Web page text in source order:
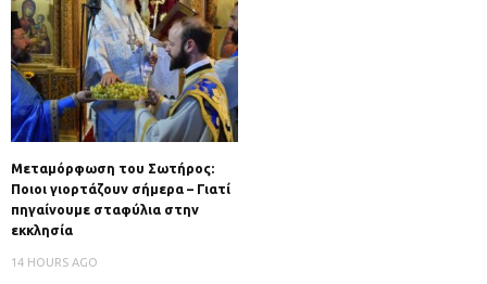
Μεταμόρφωση του Σωτήρος:
Ποιοι γιορτάζουν σήμερα – Γιατί
πηγαίνουμε σταφύλια στην
εκκλησία
14 HOURS AGO